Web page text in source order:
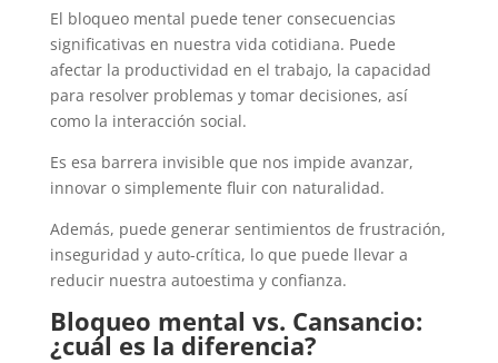
El bloqueo mental puede tener consecuencias
significativas en nuestra vida cotidiana. Puede
afectar la productividad en el trabajo, la capacidad
para resolver problemas y tomar decisiones, así
como la interacción social.
Es esa barrera invisible que nos impide avanzar,
innovar o simplemente fluir con naturalidad.
Además, puede generar sentimientos de frustración,
inseguridad y auto-crítica, lo que puede llevar a
reducir nuestra autoestima y confianza.
Bloqueo mental vs. Cansancio:
¿cuál es la diferencia?